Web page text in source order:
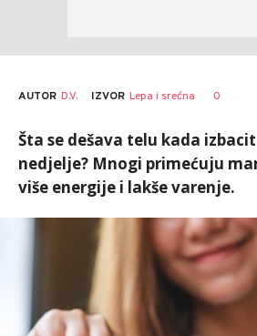
AUTOR D.V. IZVOR Lepa i srećna 0
Šta se dešava telu kada
nedjelje? Mnogi primećuju
više energije i lakše varenje.